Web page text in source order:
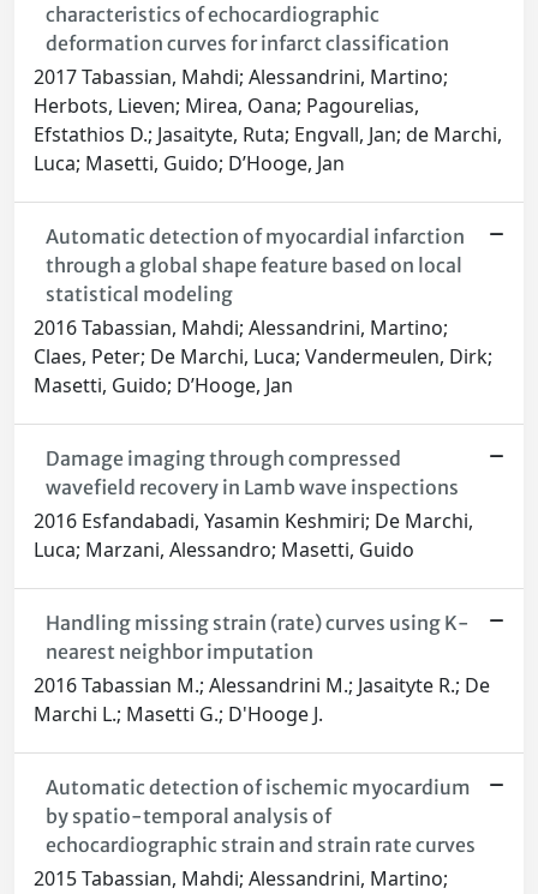
characteristics of echocardiographic
deformation curves for infarct classification
2017 Tabassian, Mahdi; Alessandrini, Martino;
Herbots, Lieven; Mirea, Oana; Pagourelias,
Efstathios D.; Jasaityte, Ruta; Engvall, Jan; de Marchi,
Luca; Masetti, Guido; D’Hooge, Jan
Automatic detection of myocardial infarction
through a global shape feature based on local
statistical modeling
2016 Tabassian, Mahdi; Alessandrini, Martino;
Claes, Peter; De Marchi, Luca; Vandermeulen, Dirk;
Masetti, Guido; D’Hooge, Jan
Damage imaging through compressed
wavefield recovery in Lamb wave inspections
2016 Esfandabadi, Yasamin Keshmiri; De Marchi,
Luca; Marzani, Alessandro; Masetti, Guido
Handling missing strain (rate) curves using K-
nearest neighbor imputation
2016 Tabassian M.; Alessandrini M.; Jasaityte R.; De
Marchi L.; Masetti G.; D'Hooge J.
Automatic detection of ischemic myocardium
by spatio-temporal analysis of
echocardiographic strain and strain rate curves
2015 Tabassian, Mahdi; Alessandrini, Martino;